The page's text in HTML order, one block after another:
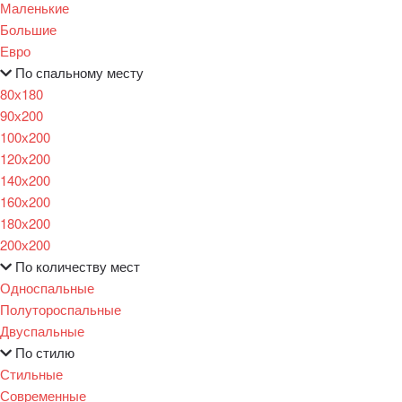
Маленькие
Большие
Евро
По спальному месту
80х180
90х200
100х200
120x200
140х200
160х200
180х200
200х200
По количеству мест
Односпальные
Полутороспальные
Двуспальные
По стилю
Стильные
Современные